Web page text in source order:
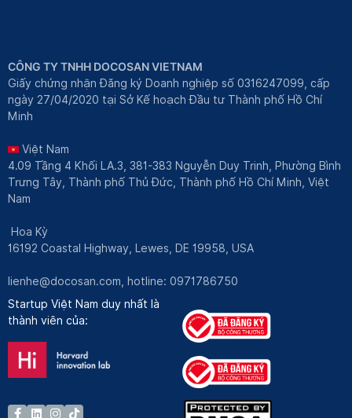
CÔNG TY TNHH DOCOSAN VIETNAM
Giấy chứng nhận Đăng ký Doanh nghiệp số 0316247099, cấp
ngày 27/04/2020 tại Sở Kế hoạch Đầu tư Thành phố Hồ Chí
Minh
Việt Nam
4.09 Tầng 4 Khối LA.3, 381-383 Nguyễn Duy Trinh, Phường Bình
Trưng Tây, Thành phố Thủ Đức, Thành phố Hồ Chí Minh, Việt
Nam
Hoa Kỳ
16192 Coastal Highway, Lewes, DE 19958, USA
lienhe@docosan.com, hotline: 0971786750
Startup Việt Nam duy nhất là
thành viên của: